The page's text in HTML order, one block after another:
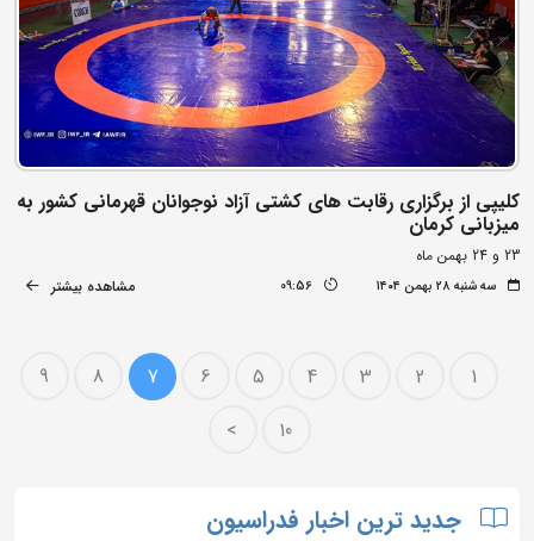
کلیپی از برگزاری رقابت های کشتی آزاد نوجوانان قهرمانی کشور به
میزبانی کرمان
23 و 24 بهمن ماه
سه شنبه ۲۸ بهمن ۱۴۰۴ 09:56 مشاهده بیشتر
1
2
3
4
5
6
7
8
9
10
>
جدید ترین اخبار فدراسیون